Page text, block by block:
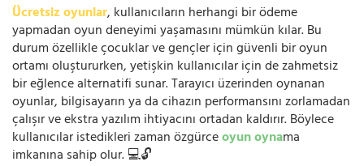
Ücretsiz oyunlar, kullanıcıların herhangi bir ödeme
yapmadan oyun deneyimi yaşamasını mümkün kılar. Bu
durum özellikle çocuklar ve gençler için güvenli bir oyun
ortamı oluştururken, yetişkin kullanıcılar için de zahmetsiz
bir eğlence alternatifi sunar. Tarayıcı üzerinden oynanan
oyunlar, bilgisayarın ya da cihazın performansını zorlamadan
çalışır ve ekstra yazılım ihtiyacını ortadan kaldırır. Böylece
kullanıcılar istedikleri zaman özgürceoyun oynama
imkanına sahip olur. 💻🔓